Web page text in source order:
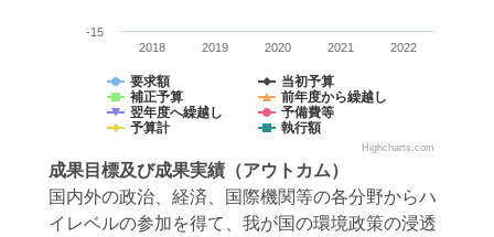
要求額
当初予算
補正予算
前年度から繰越し
翌年度へ繰越し
予備費等
予算計
執行額
2018 2019 2020 2021 2022
-15
Highcharts.com
成果目標及び成果実績 （アウトカム）
国内外の政治、経済、国際機関等の各分野からハ
イレベルの参加を得て、我が国の環境政策の浸透